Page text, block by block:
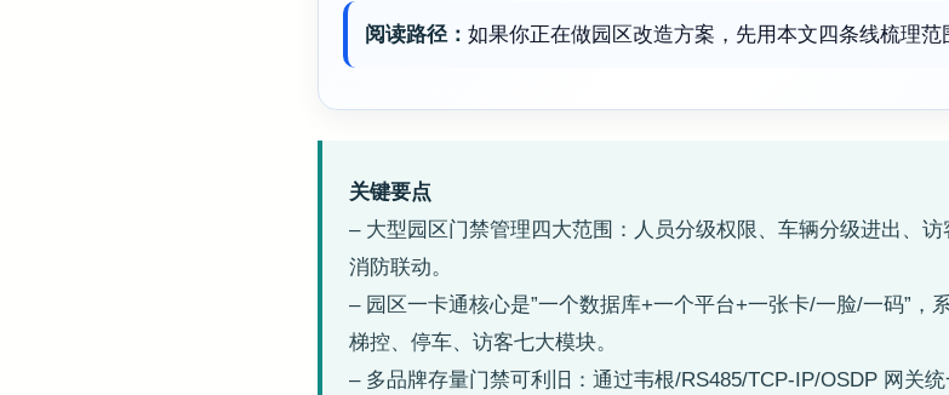
阅读路径： 如果你正在做园区改造方案，先用本文四条线梳理范
关键要点
– 大型园区门禁管理四大范围：人员分级权限、车辆分级进出、
消防联动。
– 园区一卡通核心是”一个数据库+一个平台+一张卡/一脸/一码”，
梯控、停车、访客七大模块。
– 多品牌存量门禁可利旧：通过韦根/RS485/TCP-IP/OSDP 网关